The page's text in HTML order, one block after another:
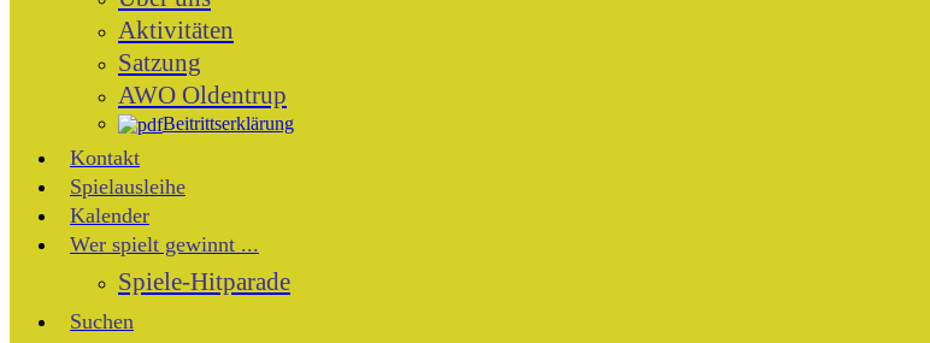
Aktivitäten
Satzung
AWO Oldentrup
Beitrittserklärung
Kontakt
Spielausleihe
Kalender
Wer spielt gewinnt ...
Spiele-Hitparade
Suchen